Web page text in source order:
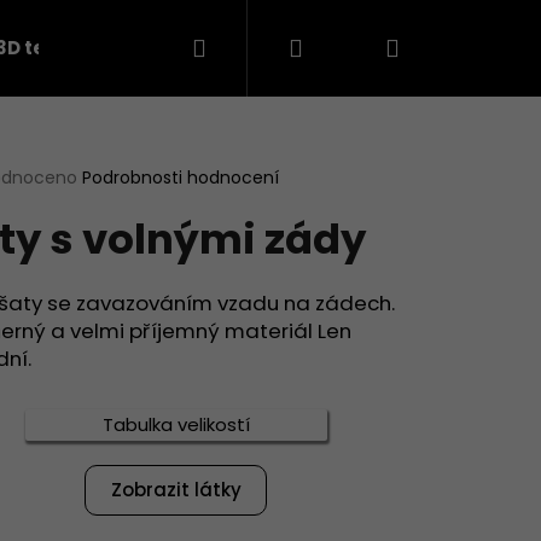
teplákovina Přihlášení
Podrobnosti hodnocení
s volnými zády
se zavazováním vzadu na zádech.
a velmi příjemný materiál Len
Tabulka velikostí
Zobrazit látky